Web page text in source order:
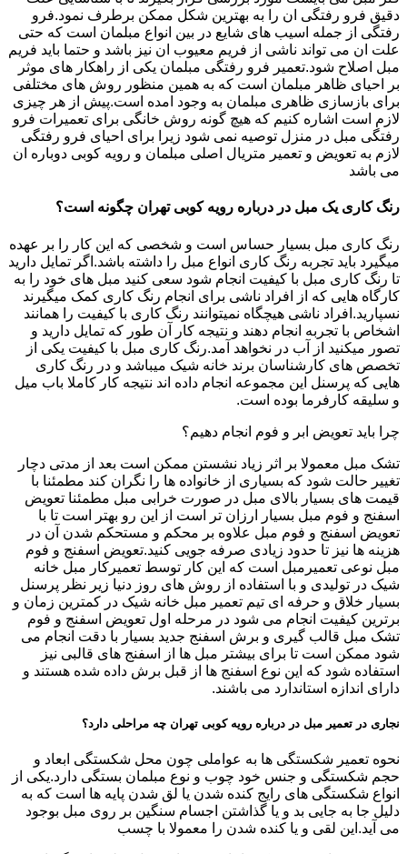
دقیق فرو رفتگی ان را به بهترین شکل ممکن برطرف نمود.فرو
رفتگی از جمله اسیب های شایع در بین انواع مبلمان است که حتی
علت ان می تواند ناشی از فریم معیوب ان نیز باشد و حتما باید فریم
مبل اصلاح شود.تعمیر فرو رفتگی مبلمان یکی از راهکار های موثر
بر احیای ظاهر مبلمان است که به همین منظور روش های مختلفی
برای بازسازی ظاهری مبلمان به وجود امده است.پیش از هر چیزی
لازم است اشاره کنیم که هیچ گونه روش خانگی برای تعمیرات فرو
رفتگی مبل در منزل توصیه نمی شود زیرا برای احیای فرو رفتگی
لازم به تعویض و تعمیر متریال اصلی مبلمان و رویه کوبی دوباره ان
می باشد
رنگ کاری یک مبل در درباره رویه کوبی تهران چگونه است؟
رنگ کاری مبل بسیار حساس است و شخصی که این کار را بر عهده
میگیرد باید تجربه رنگ کاری انواع مبل را داشته باشد.اگر تمایل دارید
تا رنگ کاری مبل با کیفیت انجام شود سعی کنید مبل های خود را به
کارگاه هایی که از افراد ناشی برای انجام رنگ کاری کمک میگیرند
نسپارید.افراد ناشی هیچگاه نمیتوانند رنگ کاری با کیفیت را همانند
اشخاص با تجربه انجام دهند و نتیجه کار آن طور که تمایل دارید و
تصور میکنید از آب در نخواهد آمد.رنگ کاری مبل با کیفیت یکی از
تخصص های کارشناسان برند خانه شیک میباشد و در رنگ کاری
هایی که پرسنل این مجموعه انجام داده اند نتیجه کار کاملا باب میل
و سلیقه کارفرما بوده است.
چرا باید تعویض ابر و فوم انجام دهیم؟
تشک مبل معمولا بر اثر زیاد نشستن ممکن است بعد از مدتی دچار
تغییر حالت شود که بسیاری از خانواده ها را نگران کند مطمئنا با
قیمت های بسیار بالای مبل در صورت خرابی مبل مطمئنا تعویض
اسفنج و فوم مبل بسیار ارزان تر است از این رو بهتر است تا با
تعویض اسفنج و فوم مبل علاوه بر محکم و مستحکم شدن آن در
هزینه ها نیز تا حدود زیادی صرفه جویی کنید.تعویض اسفنج و فوم
مبل نوعی تعمیرمبل است که این کار توسط تعمیرکار مبل خانه
شیک در تولیدی و با استفاده از روش های روز دنیا زیر نظر پرسنل
بسیار خلاق و حرفه ای تیم تعمیر مبل خانه شیک در کمترین زمان و
برترین کیفیت انجام می شود در مرحله اول تعویض اسفنج و فوم
تشک مبل قالب گیری و برش اسفنج جدید بسیار با دقت انجام می
شود ممکن است تا برای بیشتر مبل ها از اسفنج های قالبی نیز
استفاده شود که این نوع اسفنج ها از قبل برش داده شده هستند و
دارای اندازه استاندارد می باشند.
نجاری در تعمیر مبل در درباره رویه کوبی تهران چه مراحلی دارد؟
نحوه تعمیر شکستگی ها به عواملی چون محل شکستگی ابعاد و
حجم شکستگی و جنس خود چوب و نوع مبلمان بستگی دارد.یکی از
انواع شکستگی های رایج کنده شدن یا لق شدن پایه ها است که به
دلیل جا به جایی بد و یا گذاشتن اجسام سنگین بر روی مبل بوجود
می آید.این لقی و یا کنده شدن را معمولا با چسب